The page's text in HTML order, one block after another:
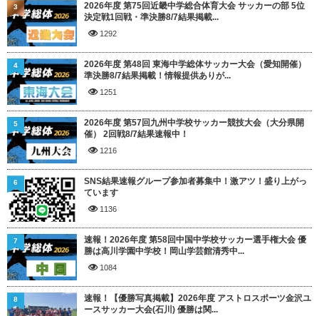
2026年度 第75回近畿中学総合体育大会 サッカーの部 5位
決定戦1回戦・準決勝8/7結果掲載...
1292
3
2026年度 第48回 東海中学総体サッカー大会（愛知開催）
準決勝8/7結果掲載！情報提供ありが...
1251
4
2026年度 第57回九州中学校サッカー競技大会（大分県開
催） 2回戦8/7結果速報中！
1216
5
SNS結果速報グループ参加者募集中！激アツ！盛り上がっ
ています
1136
6
速報！2026年度 第58回中国中学校サッカー選手権大会 優
勝は高川学園中学校！岡山学芸館清秀中...
1084
7
速報！【優勝写真掲載】2026年度 アストロスポーツ金沢ユ
ースサッカー大会(石川) 優勝は関...
8